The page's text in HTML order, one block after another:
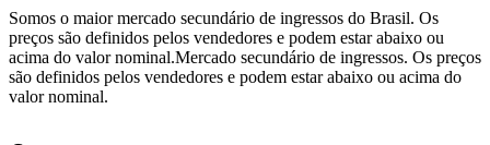
Somos o maior mercado secundário de ingressos do Brasil. Os
preços são definidos pelos vendedores e podem estar abaixo ou
acima do valor nominal.Mercado secundário de ingressos. Os preços
são definidos pelos vendedores e podem estar abaixo ou acima do
valor nominal.